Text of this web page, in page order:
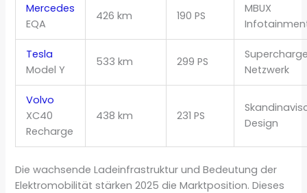
Mercedes
EQA
426 km 190 PS
MBUX
Tesla
Model Y
533 km 299 PS
Netzwerk
Volvo
XC40
Recharge
438 km 231 PS
Design
Die wachsende Ladeinfrastruktur und Bedeutung der
Elektromobilität stärken 2025 die Marktposition. Dieses